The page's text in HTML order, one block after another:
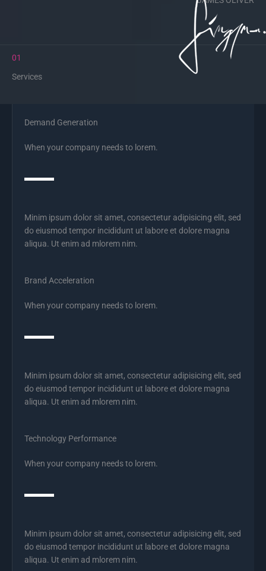
01
Services
Demand Generation
When your company needs to lorem.
Minim ipsum dolor sit amet, consectetur adipisicing elit, sed
do eiusmod tempor incididunt ut labore et dolore magna
aliqua. Ut enim ad mlorem nim.
Brand Acceleration
When your company needs to lorem.
Minim ipsum dolor sit amet, consectetur adipisicing elit, sed
do eiusmod tempor incididunt ut labore et dolore magna
aliqua. Ut enim ad mlorem nim.
Technology Performance
When your company needs to lorem.
Minim ipsum dolor sit amet, consectetur adipisicing elit, sed
do eiusmod tempor incididunt ut labore et dolore magna
aliqua. Ut enim ad mlorem nim.